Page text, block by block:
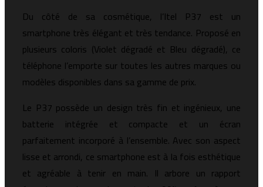
Du côté de sa cosmétique, l’Itel P37 est un
smartphone très élégant et très tendance. Proposé en
plusieurs coloris (Violet dégradé et Bleu dégradé), ce
téléphone l’emporte sur toutes les autres marques ou
modèles disponibles dans sa gamme de prix.
Le P37 possède un design très fin et ingénieux, une
batterie intégrée et compacte et un écran
parfaitement incorporé à l’ensemble. Avec son aspect
lisse et arrondi, ce smartphone est à la fois esthétique
et agréable à tenir en main. Il arbore un rapport